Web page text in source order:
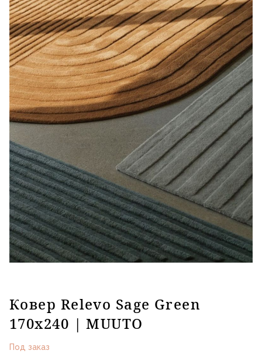
Ковер Relevo Sage Green
170х240 | MUUTO
Под заказ